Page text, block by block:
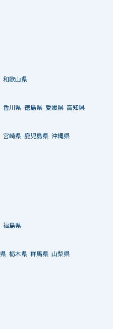
和歌山県
香川県 徳島県 愛媛県 高知県
宮崎県 鹿児島県 沖縄県
福島県
栃木県 群馬県 山梨県